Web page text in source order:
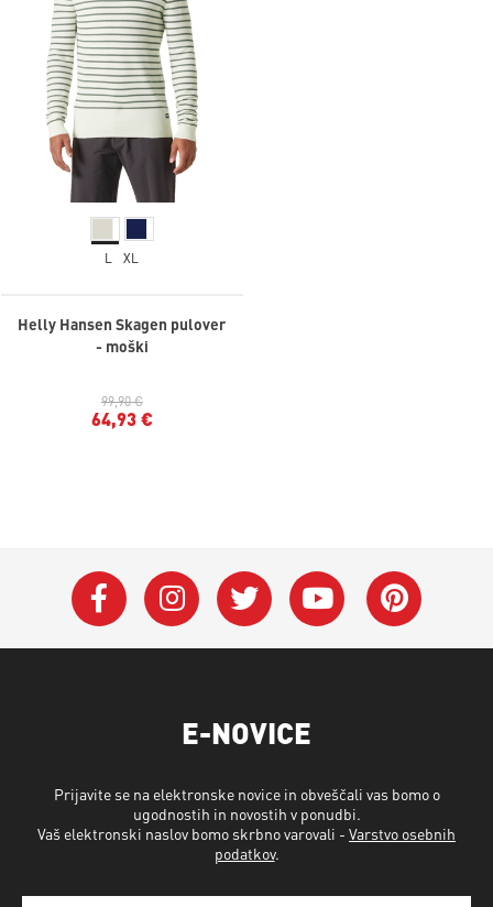
L XL
Helly Hansen Skagen pulover
- moški
99,90 €
64,93 €
E-NOVICE
Prijavite se na elektronske novice in obveščali vas bomo o
ugodnostih in novostih v ponudbi.
Vaš elektronski naslov bomo skrbno varovali - Varstvo osebnih
podatkov.